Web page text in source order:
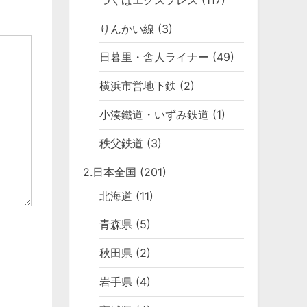
りんかい線 (3)
日暮里・舎人ライナー (49)
横浜市営地下鉄 (2)
小湊鐵道・いずみ鉄道 (1)
秩父鉄道 (3)
2.日本全国 (201)
北海道 (11)
青森県 (5)
秋田県 (2)
岩手県 (4)